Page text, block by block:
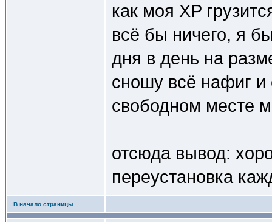
как моя XP
всё бы ничего, я
дня в день на
сношу всё нафиг и
свободном месте
отсюда вывод:
переустановка
В начало страницы